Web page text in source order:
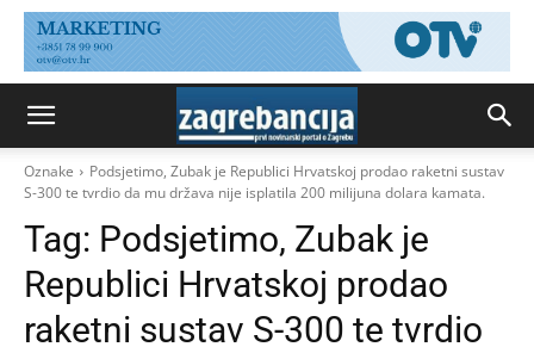
Oznake
Podsjetimo, Zubak je Republici Hrvatskoj prodao raketni sustav
S-300 te tvrdio da mu država nije isplatila 200 milijuna dolara kamata.
Tag: Podsjetimo, Zubak je
Republici Hrvatskoj prodao
raketni sustav S-300 te tvrdio